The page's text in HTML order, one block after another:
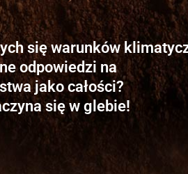
się warunków
odpowiedzi na
jako całości?
się w glebie!